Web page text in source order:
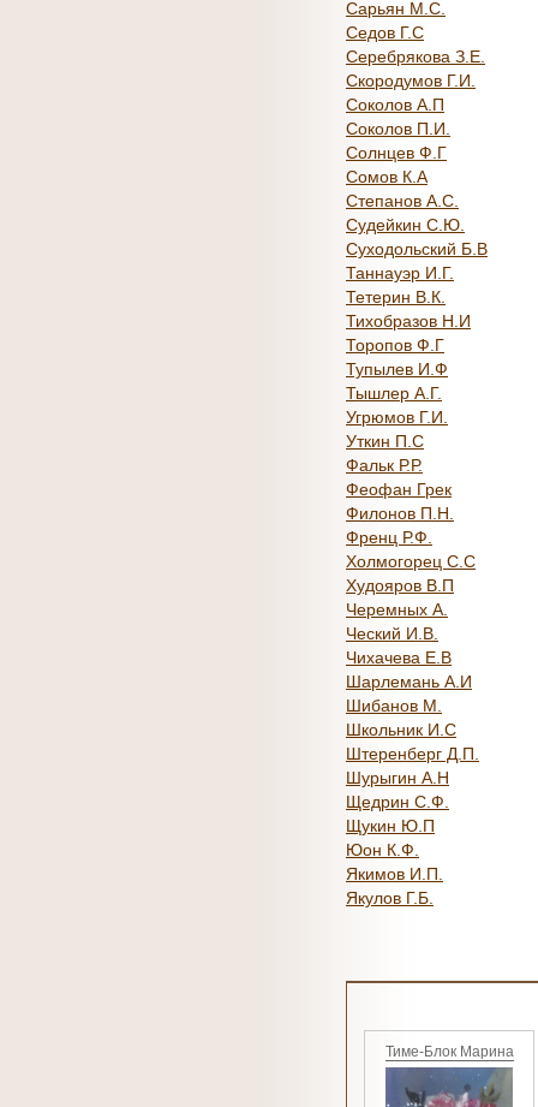
Сарьян М.С.
Седов Г.С
Серебрякова З.Е.
Скородумов Г.И.
Соколов А.П
Соколов П.И.
Солнцев Ф.Г
Сомов К.А
Степанов А.С.
Судейкин С.Ю.
Суходольский Б.В
Таннауэр И.Г.
Тетерин В.К.
Тихобразов Н.И
Торопов Ф.Г
Тупылев И.Ф
Тышлер А.Г.
Угрюмов Г.И.
Уткин П.С
Фальк Р.Р.
Феофан Грек
Филонов П.Н.
Френц Р.Ф.
Холмогорец С.С
Худояров В.П
Черемных А.
Ческий И.В.
Чихачева Е.В
Шарлемань А.И
Шибанов М.
Школьник И.С
Штеренберг Д.П.
Шурыгин А.Н
Щедрин С.Ф.
Щукин Ю.П
Юон К.Ф.
Якимов И.П.
Якулов Г.Б.
Тиме-Блок Марина